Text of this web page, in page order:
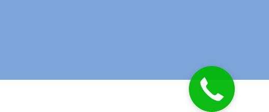
Закажите
звонок